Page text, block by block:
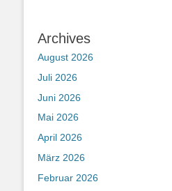
Archives
August 2026
Juli 2026
Juni 2026
Mai 2026
April 2026
März 2026
Februar 2026